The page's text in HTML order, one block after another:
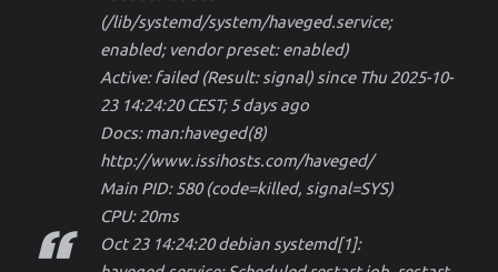
(/lib/systemd/system/haveged.service;
enabled; vendor preset: enabled)
Active: failed (Result: signal) since Thu 2025-10-
23 14:24:20 CEST; 5 days ago
Docs: man:haveged(8)
http://www.issihosts.com/haveged/
Main PID: 580 (code=killed, signal=SYS)
CPU: 20ms
Oct 23 14:24:20 debian systemd[1]: